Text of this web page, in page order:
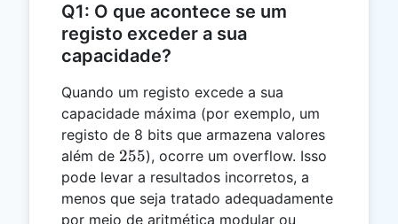
Q1: O que acontece se um
registo exceder a sua
capacidade?
Quando um registo excede a sua
capacidade máxima (por exemplo, um
registo de 8 bits que armazena valores
além de 255
255), ocorre um overflow. Isso
pode levar a resultados incorretos, a
menos que seja tratado adequadamente
por meio de aritmética modular ou